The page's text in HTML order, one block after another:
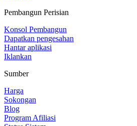
Pembangun Perisian
Konsol Pembangun
Dapatkan pengesahan
Hantar aplikasi
Iklankan
Sumber
Harga
Sokongan
Blog
Program Afiliasi